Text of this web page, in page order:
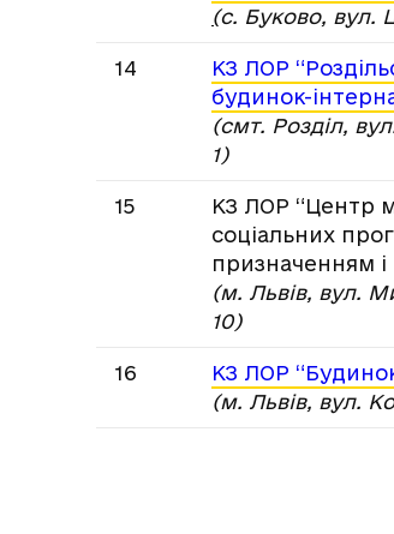
(с. Буково, вул.
14
КЗ ЛОР
будинок-
(смт. Розділ,
1)
15
КЗ ЛОР “Центр
соціальних
призначенням
(м. Львів, вул.
10)
16
КЗ ЛОР
(м. Львів, вул.